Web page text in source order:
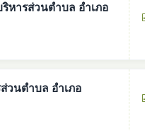
วนตำบล อำเภอ
วนตำบล อำเภอ